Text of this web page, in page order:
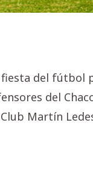
del fútbol
del
Martín